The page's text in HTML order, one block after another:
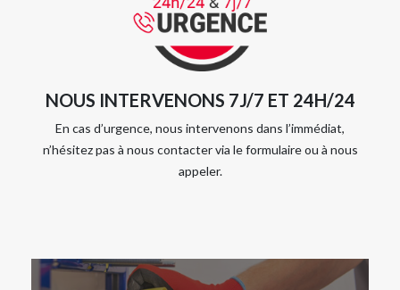
NOUS INTERVENONS 7J/7 ET 24H/24
En cas d’urgence, nous intervenons dans l’immédiat,
n’hésitez pas à nous contacter via le formulaire ou à nous
appeler.